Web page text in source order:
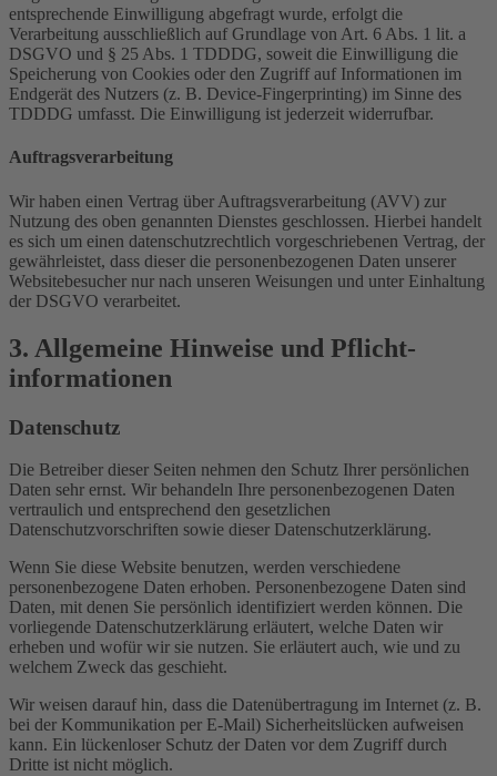
entsprechende Einwilligung abgefragt wurde, erfolgt die
Verarbeitung ausschließlich auf Grundlage von Art. 6 Abs. 1 lit. a
DSGVO und § 25 Abs. 1 TDDDG, soweit die Einwilligung die
Speicherung von Cookies oder den Zugriff auf Informationen im
Endgerät des Nutzers (z. B. Device-Fingerprinting) im Sinne des
TDDDG umfasst. Die Einwilligung ist jederzeit widerrufbar.
Auftragsverarbeitung
Wir haben einen Vertrag über Auftragsverarbeitung (AVV) zur
Nutzung des oben genannten Dienstes geschlossen. Hierbei handelt
es sich um einen datenschutzrechtlich vorgeschriebenen Vertrag, der
gewährleistet, dass dieser die personenbezogenen Daten unserer
Websitebesucher nur nach unseren Weisungen und unter Einhaltung
der DSGVO verarbeitet.
3. Allgemeine Hinweise und Pflicht­
informationen
Datenschutz
Die Betreiber dieser Seiten nehmen den Schutz Ihrer persönlichen
Daten sehr ernst. Wir behandeln Ihre personenbezogenen Daten
vertraulich und entsprechend den gesetzlichen
Datenschutzvorschriften sowie dieser Datenschutzerklärung.
Wenn Sie diese Website benutzen, werden verschiedene
personenbezogene Daten erhoben. Personenbezogene Daten sind
Daten, mit denen Sie persönlich identifiziert werden können. Die
vorliegende Datenschutzerklärung erläutert, welche Daten wir
erheben und wofür wir sie nutzen. Sie erläutert auch, wie und zu
welchem Zweck das geschieht.
Wir weisen darauf hin, dass die Datenübertragung im Internet (z. B.
bei der Kommunikation per E-Mail) Sicherheitslücken aufweisen
kann. Ein lückenloser Schutz der Daten vor dem Zugriff durch
Dritte ist nicht möglich.